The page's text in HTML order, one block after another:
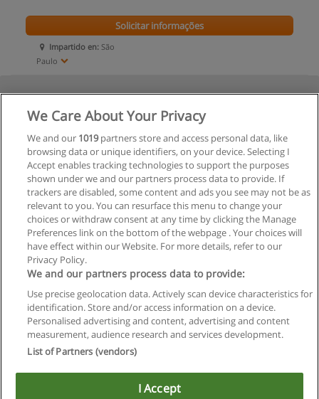
Impartido en: São
Paulo
Solicitar informações
Regras de uso
Privacidade de dados
Copyright © Educaedu Business S.L. - CIF : B-95610580: -
We Care About Your Privacy
We and our 1019partners store and access personal data, like
browsing data or unique identifiers, on your device. Selecting I
Accept enables tracking technologies to support the purposes
shown under we and our partners process data to provide. If
trackers are disabled, some content and ads you see may not be as
relevant to you. You can resurface this menu to change your
choices or withdraw consent at any time by clicking the Manage
Preferences link on the bottom of the webpage . Your choices will
have effect within our Website. For more details, refer to our
Privacy Policy.
We and our partners process data to provide:
Use precise geolocation data. Actively scan device characteristics for
identification. Store and/or access information on a device.
Personalised advertising and content, advertising and content
measurement, audience research and services development.
List of Partners (vendors)
I Accept